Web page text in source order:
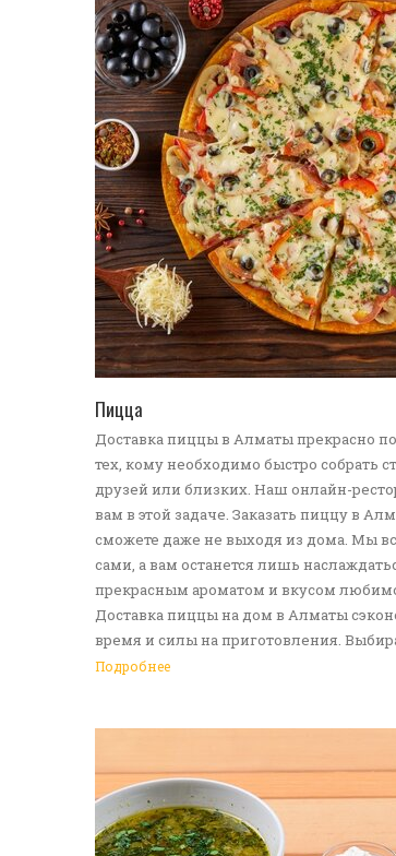
Пицца
Доставка пиццы в Алматы прекрасно
тех, кому необходимо быстро собрать
друзей или близких. Наш онлайн-
вам в этой задаче. Заказать пиццу в
сможете даже не выходя из дома. Мы
сами, а вам останется лишь
прекрасным ароматом и вкусом
Доставка пиццы на дом в Алматы
время и силы на приготовления.
понравившуюся итальянскую лепешку,
Подробнее